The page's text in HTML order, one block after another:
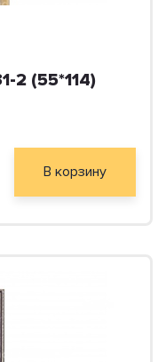
2 (55*114)
В корзину